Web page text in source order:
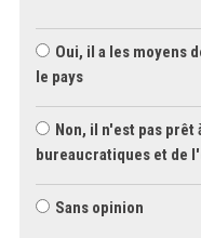
Oui, il a les moyens
le pays
Non, il n'est pas
bureaucratiques et de
Sans opinion